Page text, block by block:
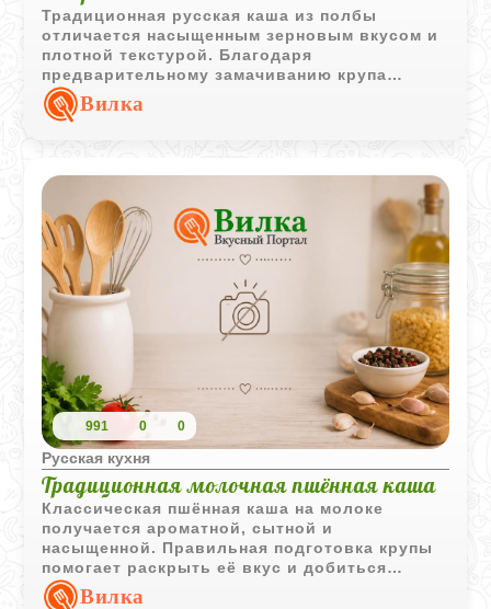
Традиционная русская каша из полбы
отличается насыщенным зерновым вкусом и
плотной текстурой. Благодаря
предварительному замачиванию крупа
становится мягче, сохраняя при этом форму
каждого зёрнышка.
Вилка
991 0 0
Русская кухня
Традиционная молочная пшённая каша
Классическая пшённая каша на молоке
получается ароматной, сытной и
насыщенной. Правильная подготовка крупы
помогает раскрыть её вкус и добиться
приятной кремовой консистенции.
Вилка